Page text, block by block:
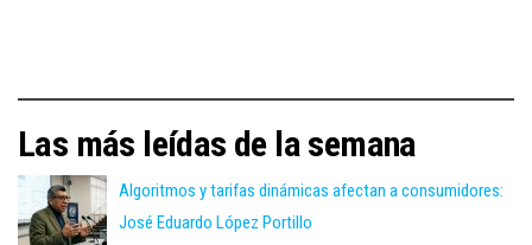
Las más leídas de la semana
Algoritmos y tarifas dinámicas afectan a consumidores:
José Eduardo López Portillo